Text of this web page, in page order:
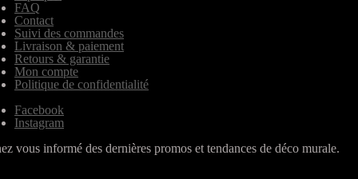
FAQ
Contact
Suivi des commandes
Livraison & paiement
Retours & garantie
Mon compte
Politique de confidentialité
Facebook
Instagram
vous informé des dernières promos et tendances de déco murale.